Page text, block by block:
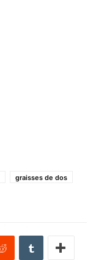
graisses de dos